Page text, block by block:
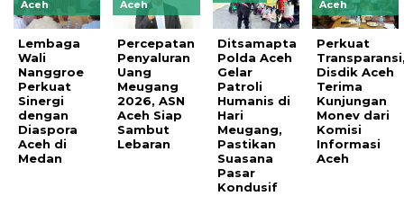
Aceh
Lembaga
Wali
Nanggroe
Perkuat
Sinergi
dengan
Diaspora
Aceh di
Medan
Aceh
Percepatan
Penyaluran
Uang
Meugang
2026, ASN
Aceh Siap
Sambut
Lebaran
Ditsamapta
Polda Aceh
Gelar
Patroli
Humanis di
Hari
Meugang,
Pastikan
Suasana
Pasar
Kondusif
Aceh
Perkuat
Disdik Aceh
Terima
Kunjungan
Monev dari
Komisi
Informasi
Aceh